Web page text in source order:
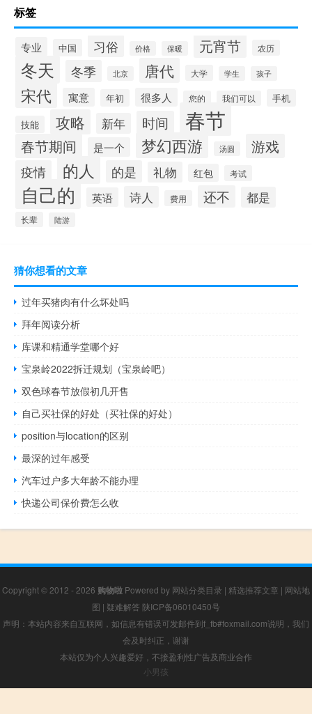
标签
专业 中国 习俗 价格 保暖 元宵节 农历
冬天 冬季 北京 唐代 大学 学生 孩子
宋代 寓意 年初 很多人 您的 我们可以
手机
技能
攻略 新年 时间 春节
春节期间 是一个 梦幻西游 汤圆 游戏
疫情 的人 的是 礼物 红包 考试
自己的 英语 诗人 费用 还不 都是
长辈 陆游
猜你想看的文章
过年买猪肉有什么坏处吗
拜年阅读分析
库课和精通学堂哪个好
宝泉岭2022拆迁规划（宝泉岭吧）
双色球春节放假初几开售
自己买社保的好处（买社保的好处）
position与location的区别
最深的过年感受
汽车过户多大年龄不能办理
快递公司保价费怎么收
Copyright © 2012 - 2026 购物啦 Powered by 网站分类目录 | 精选推荐文章 | 网站地
图 | 疑难解答 陕ICP备06010450号
声明：本站内容来自互联网，如信息有错误可发邮件到f_fb#foxmail.com说明，我们
会及时纠正，谢谢
本站仅为个人兴趣爱好，不接盈利性广告及商业合作
小男孩